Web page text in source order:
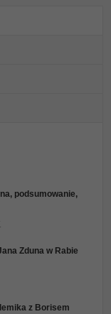
podsumowanie,
Zduna w Rabie
z Borisem